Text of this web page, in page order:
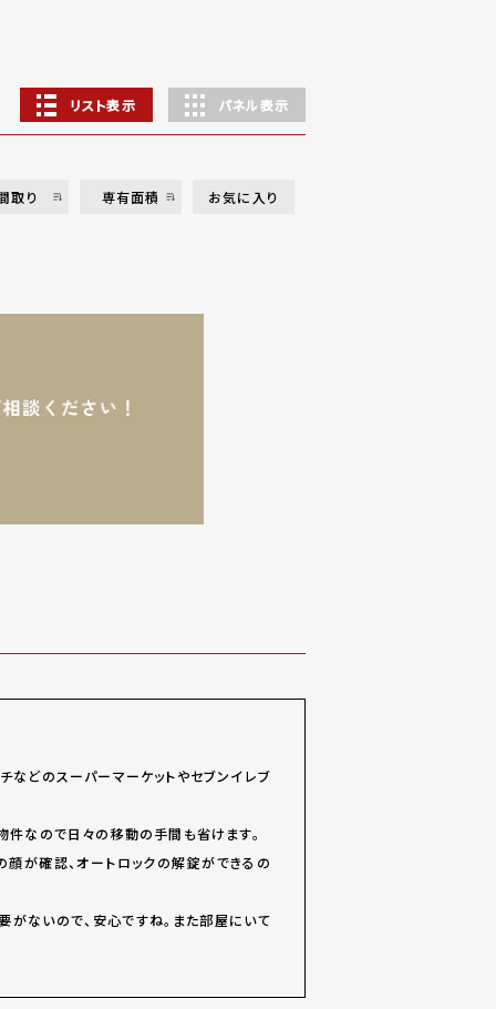
リスト表示 パネル表示
取り 専有面積 お気に入り
どのスーパーマーケットやセブンイレブ
なので日々の移動の手間も省けます。
が確認、オートロックの解錠ができるの
ないので、安心ですね。また部屋にいて